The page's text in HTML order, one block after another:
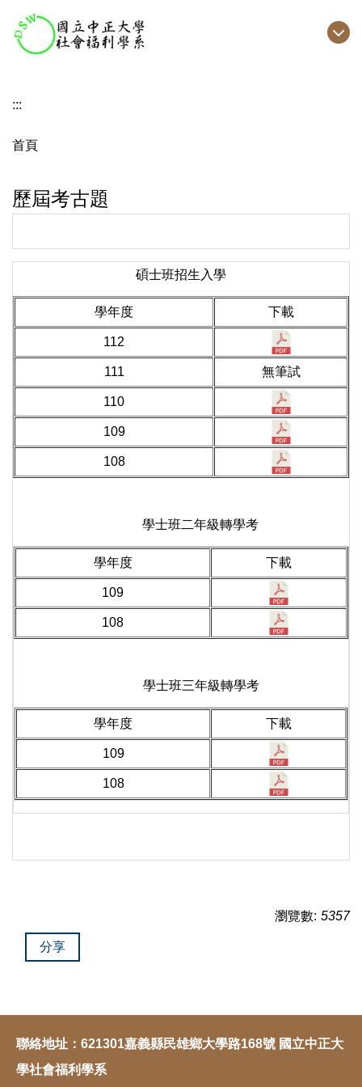
到
主
容
:::
首頁
歷屆考古題
碩士班招生入學
學年度 下載
112
111 無筆試
110
109
108
學士班二年級轉學考
學年度 下載
109
108
學士班三年級轉學考
學年度 下載
109
108
瀏覽數: 5357
分享
聯絡地址：621301嘉義縣民雄鄉大學路168號 國立中正大
學社會福利學系